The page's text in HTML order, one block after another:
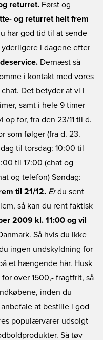
returret. Først og
og returret helt frem
har god tid til at sende
i dagene efter
Dernæst så
i kontakt med vores
Det betyder at vi i
samt i hele 9 timer
for, fra den 23/11 til d.
som følger (fra d. 23.
til torsdag: 10:00 til
til 17:00 (chat og
og telefon) Søndag:
til 21/12. Erdu sent
så kan du rent faktisk
2009 kl. 11:00 og vil
Så hvis du ikke
ingen undskyldning for
et hængende hår. Husk
over 1500,- fragtfrit, så
inden du
anbefale at bestille i god
populærvarer udsolgt
Så tøv